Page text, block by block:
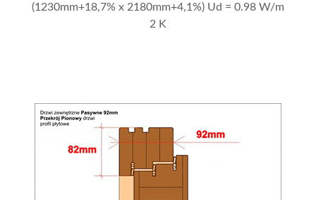
(1230mm+18,7% x 2180mm+4,1%) Ud = 0.98 W/m
2 K